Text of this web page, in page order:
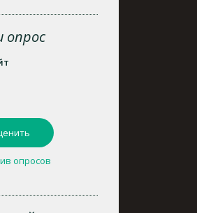
опрос
опросов